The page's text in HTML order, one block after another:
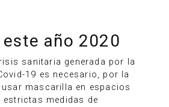
año 2020
sanitaria generada por la
19 es necesario, por la
mascarilla en espacios
medidas de